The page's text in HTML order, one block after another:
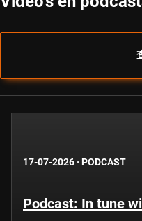
17-07-2026 · PODCAST
Podcast: In tune